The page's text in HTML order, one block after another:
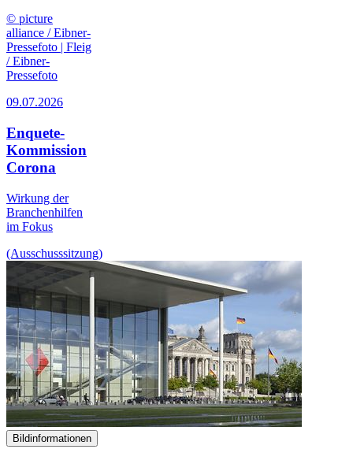
© picture
alliance / Eibner-
Pressefoto | Fleig
/ Eibner-
Pressefoto
09.07.2026
Enquete-
Kommission
Corona
Wirkung der
Branchenhilfen
im Fokus
(Ausschusssitzung)
Bildinformationen